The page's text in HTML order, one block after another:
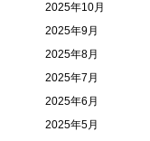
2025年10月
2025年9月
2025年8月
2025年7月
2025年6月
2025年5月